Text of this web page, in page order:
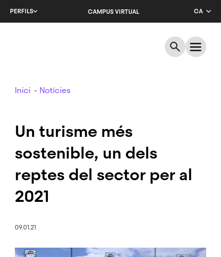
PERFILS CAMPUS VIRTUAL
CA
ES
Breadcrumb
Inici Notícies
Un turisme més
sostenible, un dels
reptes del sector per al
2021
09.01.21
Imatge